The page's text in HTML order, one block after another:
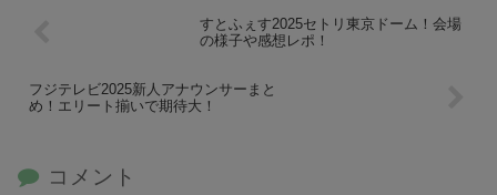
すとふぇす2025セトリ東京ドーム！会場
の様子や感想レポ！
フジテレビ2025新人アナウンサーまと
め！エリート揃いで期待大！
コメント